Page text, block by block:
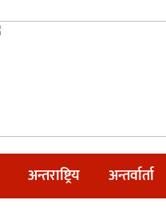
अन्तराष्ट्रिय अन्तर्वार्ता